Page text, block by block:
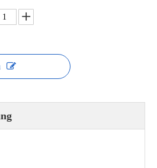
Sanitär-Flansch-3-Wege-Kugelhahn WSQ75F Sanitär-Flanschkugelhahn WQ41F